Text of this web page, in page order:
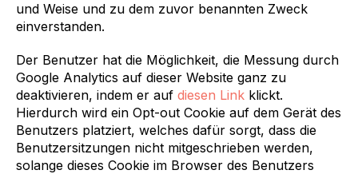
und Weise und zu dem zuvor benannten Zweck
einverstanden.
Der Benutzer hat die Möglichkeit, die Messung durch
Google Analytics auf dieser Website ganz zu
deaktivieren, indem er auf diesen Link klickt.
Hierdurch wird ein Opt-out Cookie auf dem Gerät des
Benutzers platziert, welches dafür sorgt, dass die
Benutzersitzungen nicht mitgeschrieben werden,
solange dieses Cookie im Browser des Benutzers